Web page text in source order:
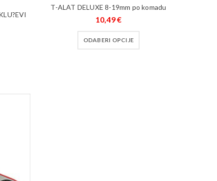
T-ALAT DELUXE 8-19mm po komadu
10,49€
ODABERI OPCIJE